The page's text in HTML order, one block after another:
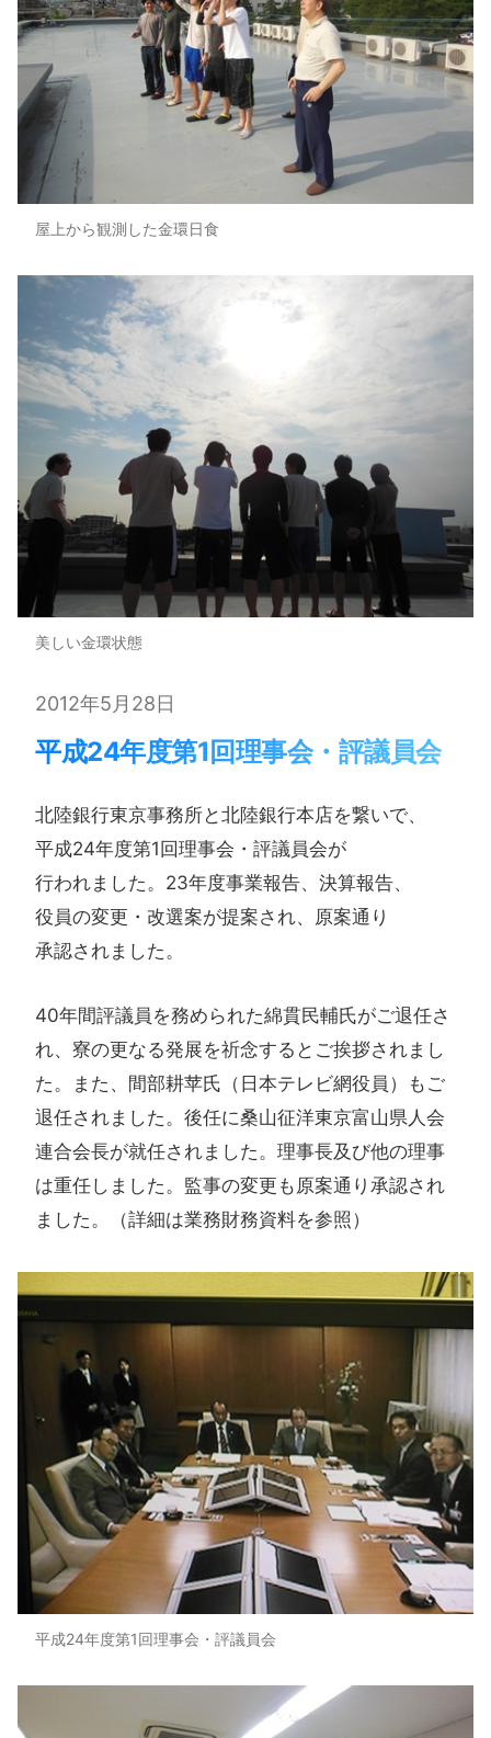
屋上から観測した金環日食
美しい金環状態
2012年5月28日
平成24年度第1回理事会・評議員会
北陸銀行東京事務所と​北陸銀行本店を​繋いで、​
平成24年度第1回理事会・評議員会が​
行われました。​23年度事業報告、​決算報告、​
役員の​変更・改選案が​提案され、​原案通り​
承認されました。​
40年間評議員を務められた綿貫民輔氏がご退任さ
れ、寮の更なる発展を祈念するとご挨拶されまし
た。また、間部耕苹氏（日本テレビ網役員）もご
退任されました。後任に桑山征洋東京富山県人会
連合会長が就任されました。理事長及び他の理事
は重任しました。監事の変更も原案通り承認され
ました。（詳細は業務財務資料を参照）
平成24年度第1回理事会・評議員会